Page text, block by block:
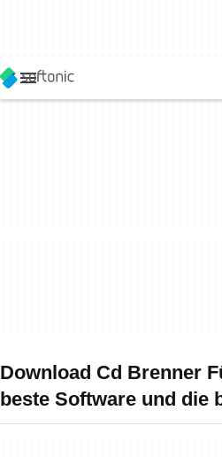
Download Cd Brenner
beste Software und die